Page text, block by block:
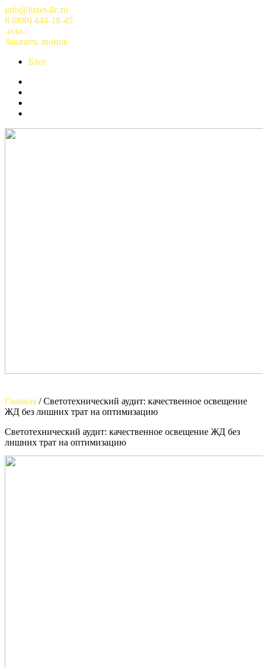
Перейти
к
содержимому
info@luxet-llc.ru
8 (800) 444-18-45
-или-
Заказать звонок
Блог
Главная /Светотехнический аудит: качественное освещение
ЖД без лишних трат на оптимизацию
Светотехнический аудит: качественное освещение ЖД без
лишних трат на оптимизацию